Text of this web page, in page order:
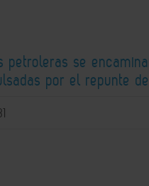
petroleras se
por el repunte